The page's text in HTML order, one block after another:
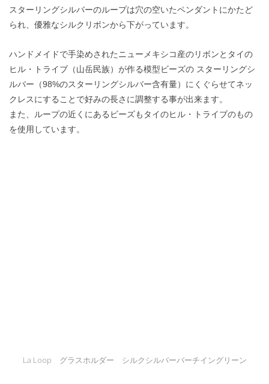
スターリングシルバーのループは穴の空いたペンダントにかたど
られ、優雅なシルクリボンから下がっています。
ハンドメイドで手染めされたニューメキシコ産のリボンとタイの
ヒル・トライブ（山岳民族）が作る模型ビーズの スターリングシ
ルバー（98%のスターリングシルバー含有量）にくぐらせてネッ
クレスにすることで好みの長さに調整する事が出来ます。
また、ループの近くにあるビーズもタイのヒル・トライブのもの
を使用しています。
La Loop グラスホルダー シルクシルバーバーチイングリーン